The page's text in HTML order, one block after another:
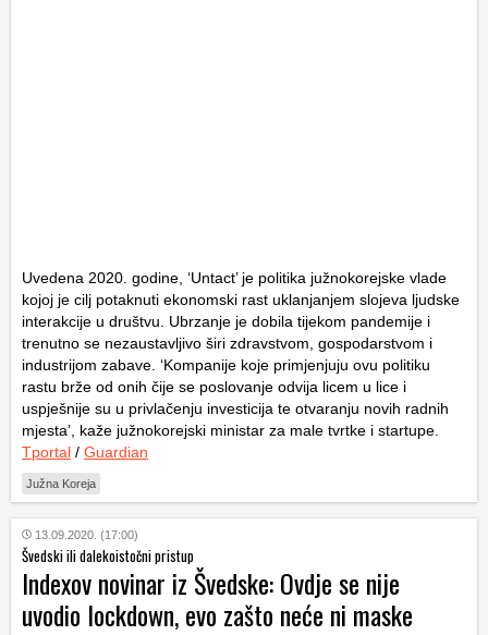
Uvedena 2020. godine, ‘Untact’ je politika južnokorejske vlade
kojoj je cilj potaknuti ekonomski rast uklanjanjem slojeva ljudske
interakcije u društvu. Ubrzanje je dobila tijekom pandemije i
trenutno se nezaustavljivo širi zdravstvom, gospodarstvom i
industrijom zabave. ‘Kompanije koje primjenjuju ovu politiku
rastu brže od onih čije se poslovanje odvija licem u lice i
uspješnije su u privlačenju investicija te otvaranju novih radnih
mjesta’, kaže južnokorejski ministar za male tvrtke i startupe.
Tportal / Guardian
Južna Koreja
13.09.2020. (17:00)
Švedski ili dalekoistočni pristup
Indexov novinar iz Švedske: Ovdje se nije
uvodio lockdown, evo zašto neće ni maske